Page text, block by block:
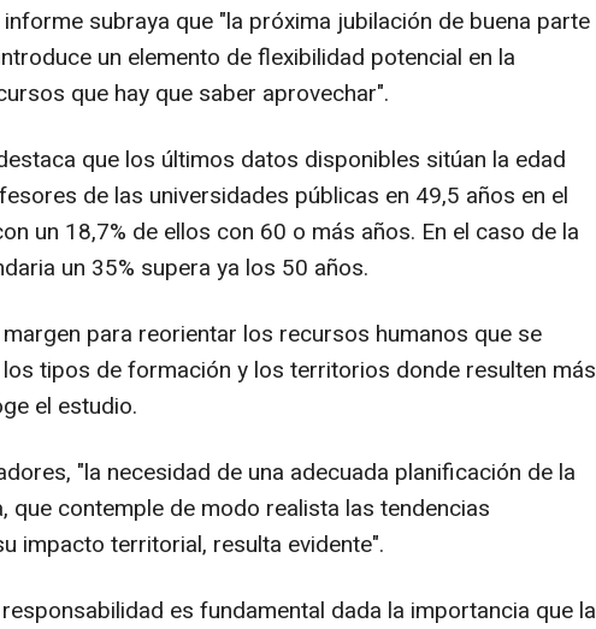
subraya que "la próxima jubilación de buena parte
un elemento de flexibilidad potencial en la
que hay que saber aprovechar".
que los últimos datos disponibles sitúan la edad
de las universidades públicas en 49,5 años en el
un 18,7% de ellos con 60 o más años. En el caso de la
un 35% supera ya los 50 años.
para reorientar los recursos humanos que se
tipos de formación y los territorios donde resulten más
el estudio.
"la necesidad de una adecuada planificación de la
que contemple de modo realista las tendencias
impacto territorial, resulta evidente".
es fundamental dada la importancia que la